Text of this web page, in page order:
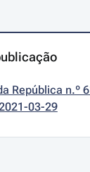
República n.º
03-29